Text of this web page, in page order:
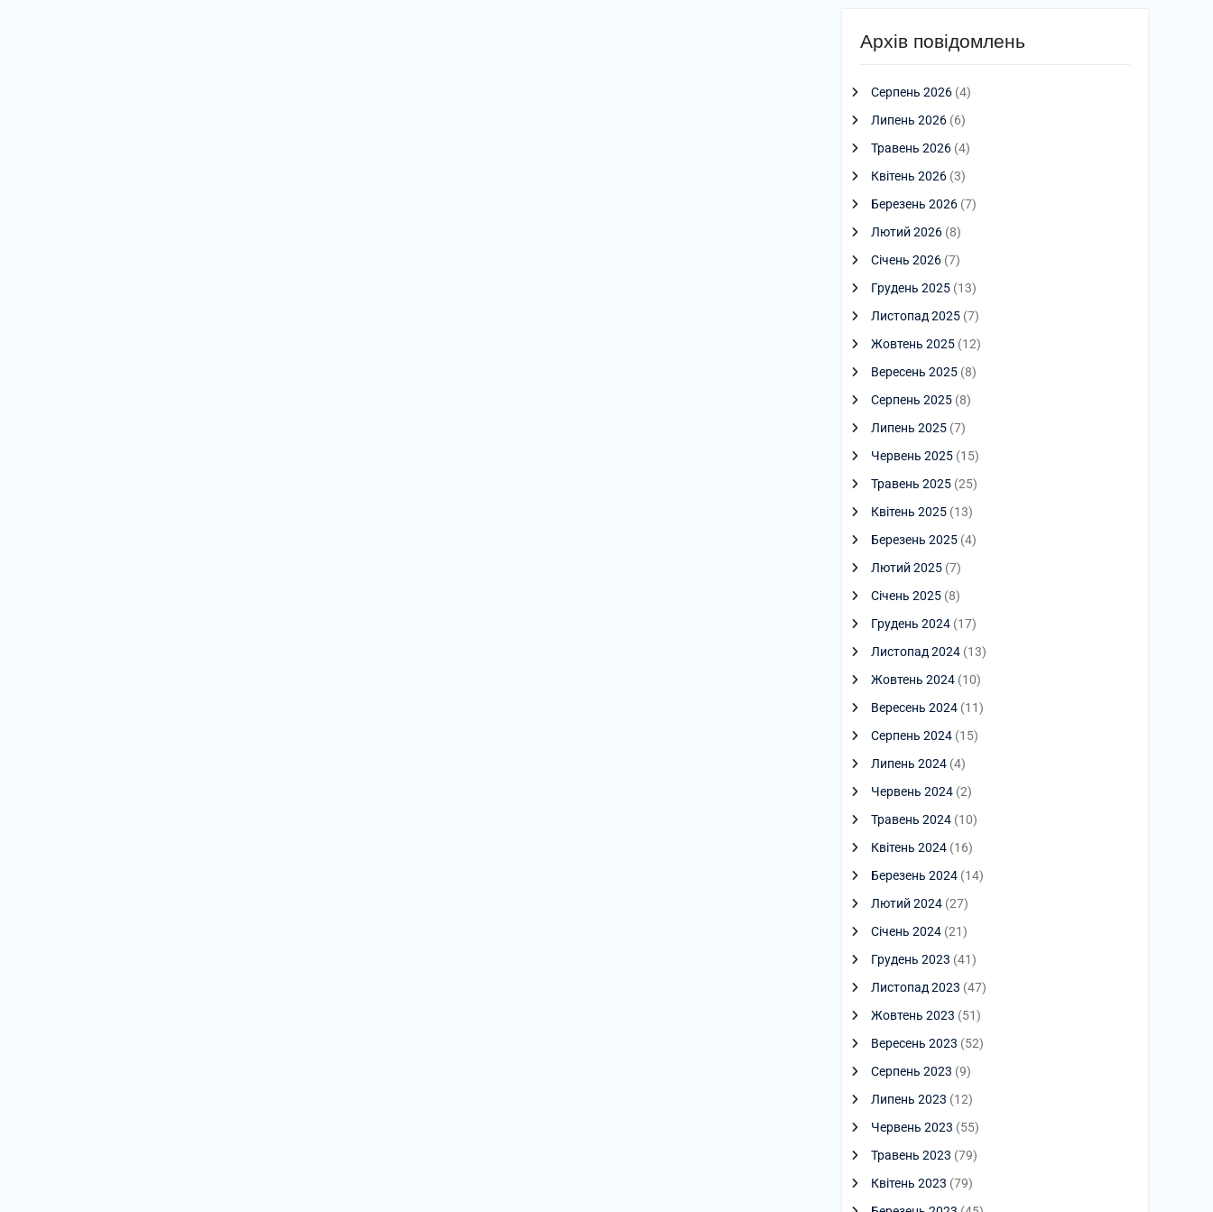
Архів повідомлень
Серпень 2026 (4)
Липень 2026 (6)
Травень 2026 (4)
Квітень 2026 (3)
Березень 2026 (7)
Лютий 2026 (8)
Січень 2026 (7)
Грудень 2025 (13)
Листопад 2025 (7)
Жовтень 2025 (12)
Вересень 2025 (8)
Серпень 2025 (8)
Липень 2025 (7)
Червень 2025 (15)
Травень 2025 (25)
Квітень 2025 (13)
Березень 2025 (4)
Лютий 2025 (7)
Січень 2025 (8)
Грудень 2024 (17)
Листопад 2024 (13)
Жовтень 2024 (10)
Вересень 2024 (11)
Серпень 2024 (15)
Липень 2024 (4)
Червень 2024 (2)
Травень 2024 (10)
Квітень 2024 (16)
Березень 2024 (14)
Лютий 2024 (27)
Січень 2024 (21)
Грудень 2023 (41)
Листопад 2023 (47)
Жовтень 2023 (51)
Вересень 2023 (52)
Серпень 2023 (9)
Липень 2023 (12)
Червень 2023 (55)
Травень 2023 (79)
Квітень 2023 (79)